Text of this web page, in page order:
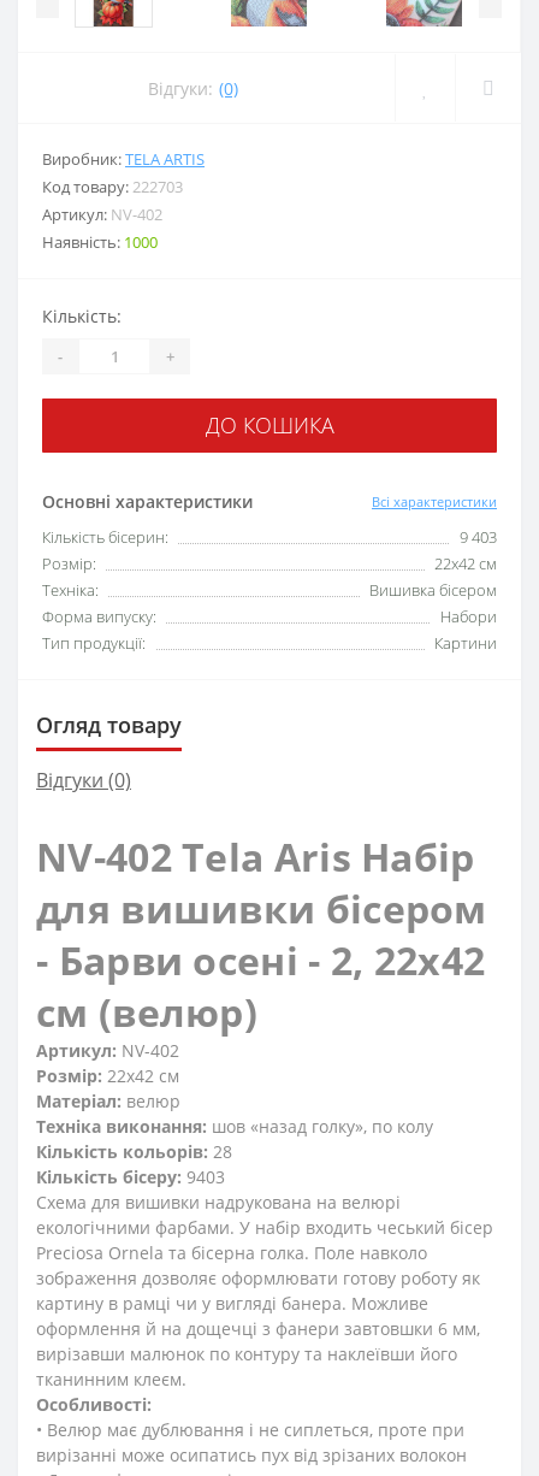
Відгуки: (0)
Виробник:TELA ARTIS
Код товару:222703
Артикул: NV-402
Наявність: 1000
Основні характеристики Всі характеристики
Кількість бісерин:
9 403
Розмір:
22x42 см
Техніка:
Вишивка бісером
Форма випуску:
Набори
Тип продукції:
Картини
Кількість:
- +
ДО КОШИКА
Огляд товару
Відгуки (0)
NV-402 Tela Aris Набір
для вишивки бісером
- Барви осені - 2, 22x42
см (велюр)
Артикул: NV-402
Розмір: 22x42 см
Матеріал: велюр
Техніка виконання: шов «назад голку», по колу
Кількість кольорів: 28
Кількість бісеру: 9403
Схема для вишивки надрукована на велюрі
екологічними фарбами. У набір входить чеський бісер
Preciosa Ornela та бісерна голка. Поле навколо
зображення дозволяє оформлювати готову роботу як
картину в рамці чи у вигляді банера. Можливе
оформлення й на дощечці з фанери завтовшки 6 мм,
вирізавши малюнок по контуру та наклеївши його
тканинним клеєм.
Особливості:
• Велюр має дублювання і не сиплеться, проте при
вирізанні може осипатись пух від зрізаних волокон